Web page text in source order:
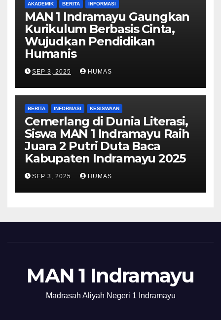
AKADEMIK BERITA INFORMASI
MAN 1 Indramayu Gaungkan
Kurikulum Berbasis Cinta,
Wujudkan Pendidikan
Humanis
SEP 3, 2025 HUMAS
BERITA INFORMASI KESISWAAN
Cemerlang di Dunia Literasi,
Siswa MAN 1 Indramayu Raih
Juara 2 Putri Duta Baca
Kabupaten Indramayu 2025
SEP 3, 2025 HUMAS
MAN 1 Indramayu
Madrasah Aliyah Negeri 1 Indramayu